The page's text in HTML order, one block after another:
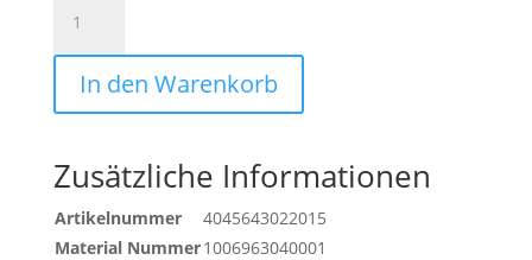
CM
PAAR)
In den Warenkorb
Zusätzliche Informationen
Artikelnummer
4045643022015
Material Nummer1006963040001